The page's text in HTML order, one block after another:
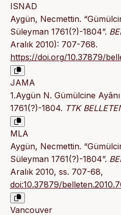
ISNAD
Aygün, Necmettin.
Süleyman 1761(?)-1804”.
Aralık 2010): 707-768.
https://doi.org/10.37879/
JAMA
1.Aygün N. Gümülcine
1761(?)-1804. TTK
MLA
Aygün, Necmettin.
Süleyman 1761(?)-1804”.
Aralık 2010, ss. 707-68,
doi:10.37879/
Vancouver